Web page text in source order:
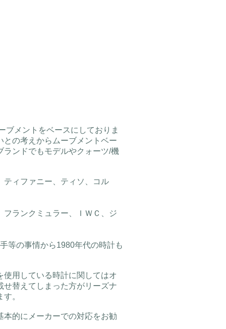
メントをベースにしておりま
の考えからムーブメントベー
ンドでもモデルやクォーツ/機
ティファニー、ティソ、コル
ランクミュラー、ＩＷＣ、ジ
等の事情から1980年代の時計も
用している時計に関してはオ
替えてしまった方がリーズナ
。
的にメーカーでの対応をお勧